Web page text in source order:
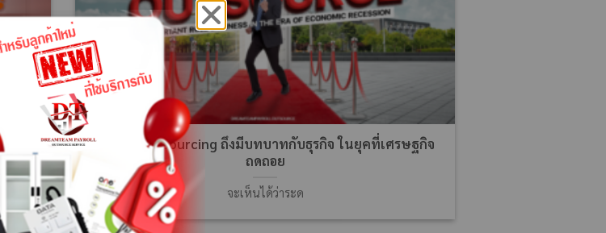
ทำไม? Outsourcing ถึงมีบทบาทกับธุรกิจ ในยุคที่เศรษฐกิจ
ถดถอย
จะเห็นได้ว่าระด